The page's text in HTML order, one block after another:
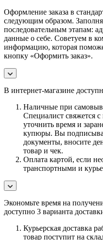
Оформление заказа в
следующим образом.
последовательным этапам:
данные о себе. Советуем в
информацию, которая
кнопку «Оформить заказ».
В интернет-магазине
Наличные при
Специалист свяжется
уточнить время и
купюры. Вы
документы, вносите
товар и чек.
Оплата картой, если
транспортными и
Экономьте время на
доступно 3 варианта
Курьерская доставка
товар поступит на